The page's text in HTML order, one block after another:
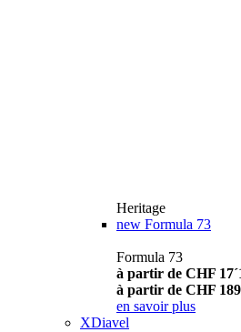
Heritage
new Formula 73
Formula 73
à partir de CHF
à partir de CHF
en savoir plus
XDiavel